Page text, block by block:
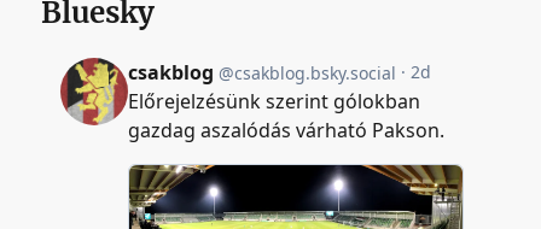
Bluesky